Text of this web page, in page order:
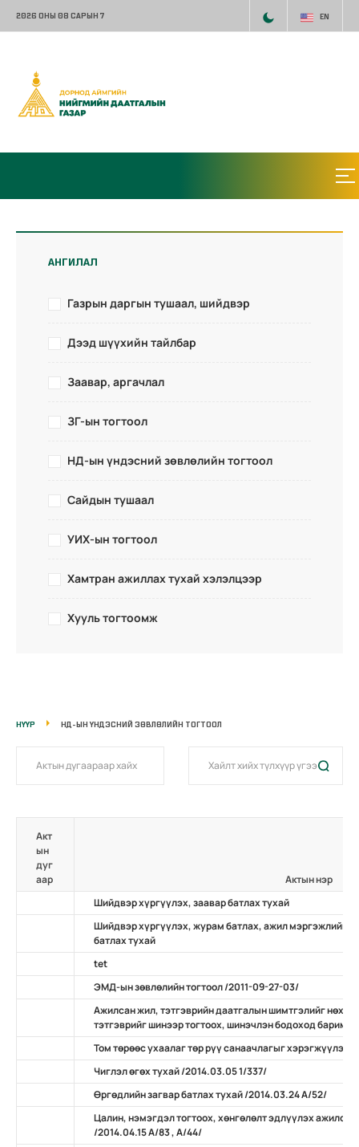
2026 ОНЫ 08 САРЫН 7 EN
АНГИЛАЛ
Газрын даргын тушаал, шийдвэр
Дээд шүүхийн тайлбар
Заавар, аргачлал
ЗГ-ын тогтоол
НД-ын үндэсний зөвлөлийн тогтоол
Сайдын тушаал
УИХ-ын тогтоол
Хамтран ажиллах тухай хэлэлцээр
Хууль тогтоомж
НҮҮР НД-ЫН ҮНДЭСНИЙ ЗӨВЛӨЛИЙН ТОГТООЛ
Акт
ын
дуг
аар
Актын нэр
Шийдвэр хүргүүлэх, заавар батлах тухай
Шийдвэр хүргүүлэх, журам батлах, ажил мэргэжлийн
батлах тухай
tet
ЭМД-ын зөвлөлийн тогтоол /2011-09-27-03/
Ажилсан жил, тэтгэврийн даатгалын шимтгэлийг нөхөн
тэтгэврийг шинээр тогтоох, шинэчлэн бодоход
Том төрөөс ухаалаг төр рүү санаачлагыг хэрэгжүүлэх
Чиглэл өгөх тухай /2014.03.05 1/337/
Өргөдлийн загвар батлах тухай /2014.03.24 А/52/
Цалин, нэмэгдэл тогтоох, хөнгөлөлт эдлүүлэх
/2014.04.15 А/83 , А/44/